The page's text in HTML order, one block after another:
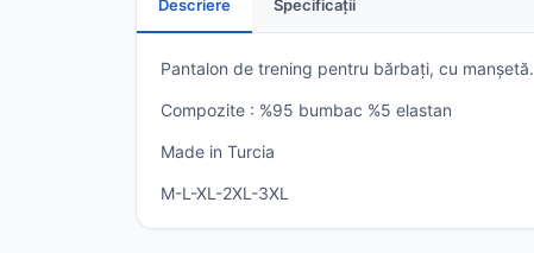
Descriere Specificații
Pantalon de trening pentru bărbați, cu manșetă.
Compozite : %95 bumbac %5 elastan
Made in Turcia
M-L-XL-2XL-3XL